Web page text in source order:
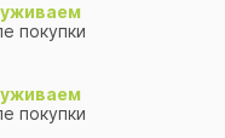
покупки
покупки